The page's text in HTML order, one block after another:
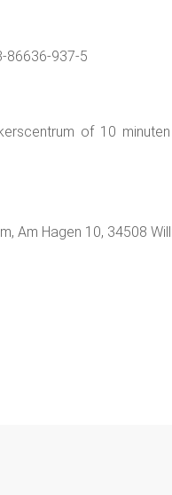
86636-937-5
of 10
Am Hagen 10, 34508